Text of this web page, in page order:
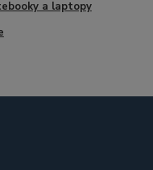
a laptopy